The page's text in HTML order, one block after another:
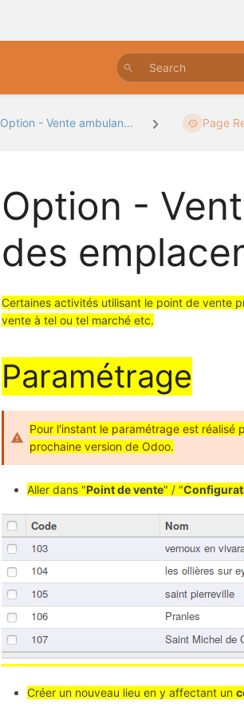
Option - Vente ambulan... Page
Option -
des
Certaines activités utilisant le point de vente
vente à tel ou tel marché etc.
Paramétrage
Pour l'instant le paramétrage est réalisé
prochaine version de Odoo.
Aller dans "Point de vente" / "
Créer un nouveau lieu en y affectant un